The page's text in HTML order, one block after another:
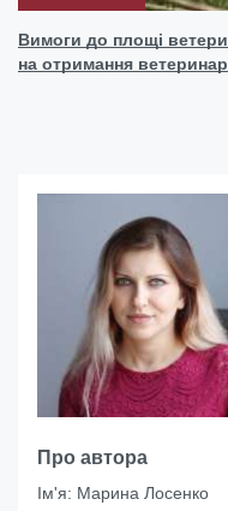
Вимоги до площі
на отримання
Про автора
Ім'я: Марина Лосенко